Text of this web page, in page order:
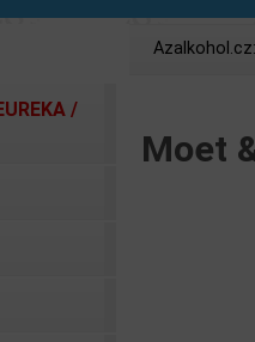
/
Azalkohol.cz:
Moet